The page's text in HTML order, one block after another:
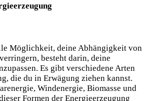
Möglichkeit, ‌deine Abhängigkeit von
besteht darin, deine
Es gibt verschiedene Arten
die ⁤du in Erwägung ziehen kannst.
Windenergie, Biomasse und
Formen der Energieerzeugung